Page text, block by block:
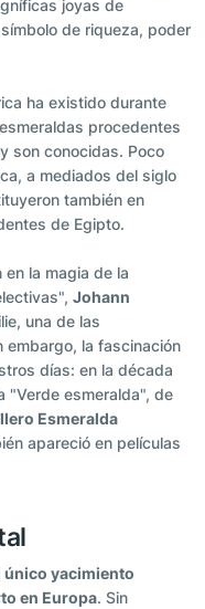
joyas de
de riqueza, poder
ha existido durante
procedentes
son conocidas. Poco
a mediados del siglo
también en
de Egipto.
la magia de la
Johann
una de las
embargo, la fascinación
días: en la década
"Verde esmeralda", de
Esmeralda
apareció en películas
único yacimiento
en Europa. Sin